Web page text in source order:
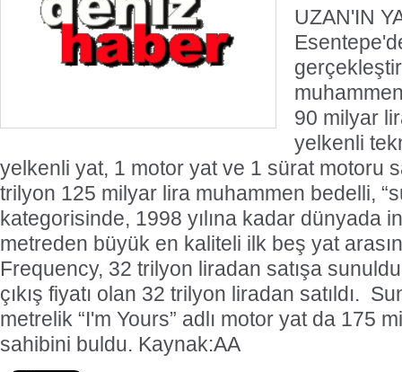
UZAN'IN
90 milyar
yelkenli
yelkenli yat, 1 motor yat ve 1 sürat motoru
trilyon 125 milyar lira muhammen bedelli,
kategorisinde, 1998 yılına kadar dünyada
metreden büyük en kaliteli ilk beş yat
Frequency, 32 trilyon liradan satışa
çıkış fiyatı olan 32 trilyon liradan satıldı.
metrelik “I'm Yours” adlı motor yat da 175
sahibini buldu. Kaynak:AA